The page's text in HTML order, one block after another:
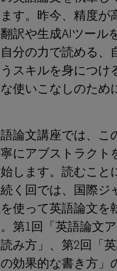
す。昨今、精度が
訳や生成AIツール
分の力で読める、
スキルを身につけ
使いこなしのため
論文講座では、こ
にアブストラクト
します。読むこと
く回では、国際ジ
使って英語論文を
第1回「英語論文
み方」、第2回「
効果的な書き方」